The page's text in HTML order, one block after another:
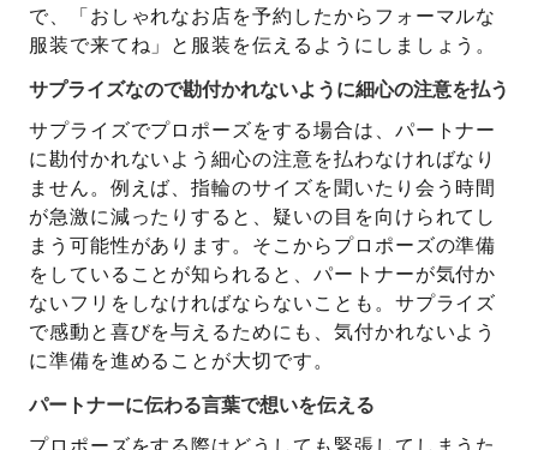
で、「おしゃれなお店を予約したからフォーマルな
服装で来てね」と服装を伝えるようにしましょう。
サプライズなので勘付かれないように細心の注意を払う
サプライズでプロポーズをする場合は、パートナー
に勘付かれないよう細心の注意を払わなければなり
ません。例えば、指輪のサイズを聞いたり会う時間
が急激に減ったりすると、疑いの目を向けられてし
まう可能性があります。そこからプロポーズの準備
をしていることが知られると、パートナーが気付か
ないフリをしなければならないことも。サプライズ
で感動と喜びを与えるためにも、気付かれないよう
に準備を進めることが大切です。
パートナーに伝わる言葉で想いを伝える